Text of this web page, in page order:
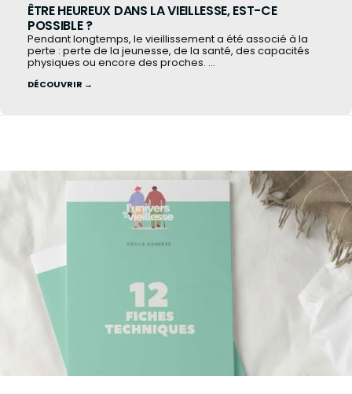
ÊTRE HEUREUX DANS LA VIEILLESSE, EST-CE
POSSIBLE ?
Pendant longtemps, le vieillissement a été associé à la
perte : perte de la jeunesse, de la santé, des capacités
physiques ou encore des proches. ...
DÉCOUVRIR →